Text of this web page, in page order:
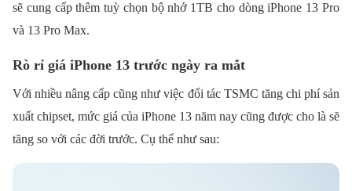
sẽ cung cấp thêm tuỳ chọn bộ nhớ 1TB cho dòng iPhone 13 Pro
và 13 Pro Max.
Rò rỉ giá iPhone 13 trước ngày ra mắt
Với nhiều nâng cấp cũng như việc đối tác TSMC tăng chi phí sản
xuất chipset, mức giá của iPhone 13 năm nay cũng được cho là sẽ
tăng so với các đời trước. Cụ thể như sau: